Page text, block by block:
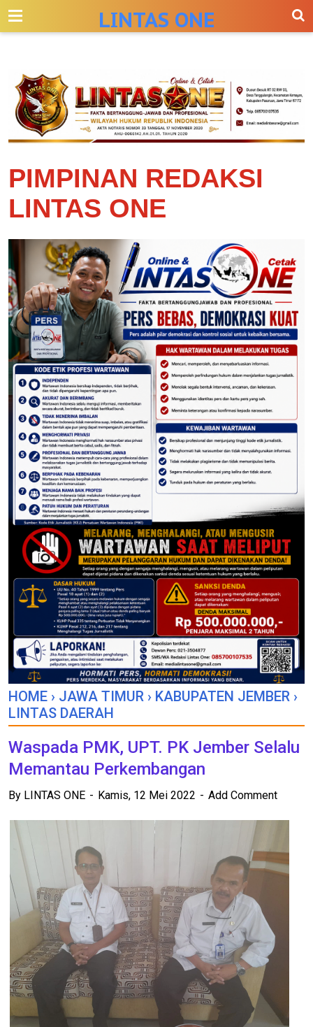
--> LINTAS ONE
PIMPINAN REDAKSI
LINTAS ONE
HOME › JAWA TIMUR › KABUPATEN JEMBER ›
LINTAS DAERAH
Waspada PMK, UPT. PK Jember Selalu
Memantau Perkembangan
By LINTAS ONE Kamis, 12 Mei 2022 Add Comment